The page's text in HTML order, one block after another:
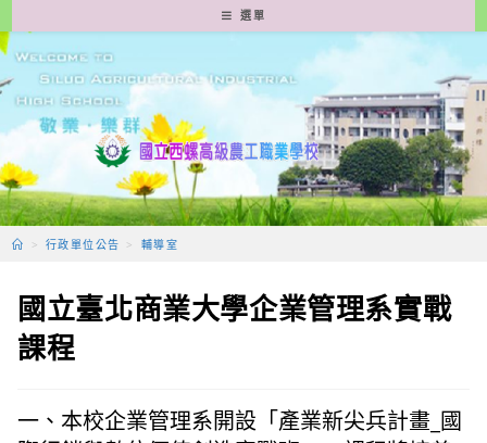
轉
至
要
容
選單
> 行政單位公告 > 輔導室
國立臺北商業大學企業管理系實戰
課程
一、本校企業管理系開設「產業新尖兵計畫_國